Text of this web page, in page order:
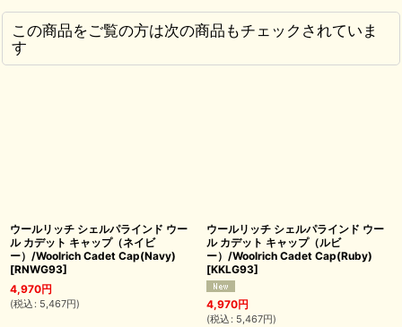
この商品をご覧の方は次の商品もチェックされていま
す
ウールリッチ シェルパラインド ウー
ル カデット キャップ（ネイビ
ー）/Woolrich Cadet Cap(Navy)
[RNWG93]
4,970円
(税込 : 5,467円)
ウールリッチ シェルパラインド ウー
ル カデット キャップ（ルビ
ー）/Woolrich Cadet Cap(Ruby)
[KKLG93]
4,970円
(税込 : 5,467円)